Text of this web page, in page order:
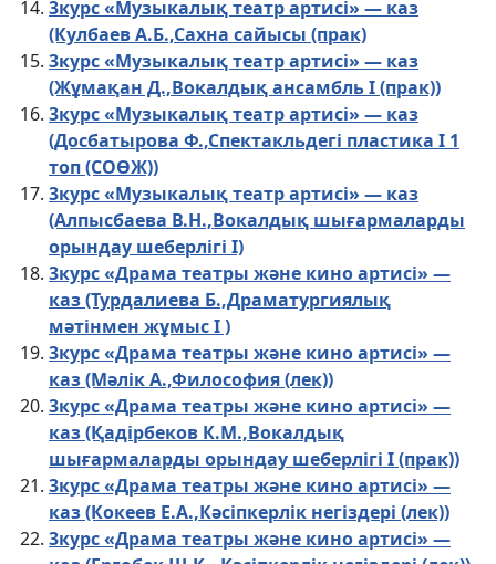
3курс «Музыкалық театр артисі» — каз
(Кулбаев А.Б.,Сахна сайысы (прак)
3курс «Музыкалық театр артисі» — каз
(Жұмақан Д.,Вокалдық ансамбль І (прак))
3курс «Музыкалық театр артисі» — каз
(Досбатырова Ф.,Спектакльдегі пластика І 1
топ (СОӨЖ))
3курс «Музыкалық театр артисі» — каз
(Алпысбаева В.Н.,Вокалдық шығармаларды
орындау шеберлігі I)
3курс «Драма театры және кино артисі» —
каз (Турдалиева Б.,Драматургиялық
мәтінмен жұмыс I )
3курс «Драма театры және кино артисі» —
каз (Мәлік А.,Философия (лек))
3курс «Драма театры және кино артисі» —
каз (Қадірбеков К.М.,Вокалдық
шығармаларды орындау шеберлігі I (прак))
3курс «Драма театры және кино артисі» —
каз (Кокеев Е.А.,Кәсіпкерлік негіздері (лек))
3курс «Драма театры және кино артисі» —